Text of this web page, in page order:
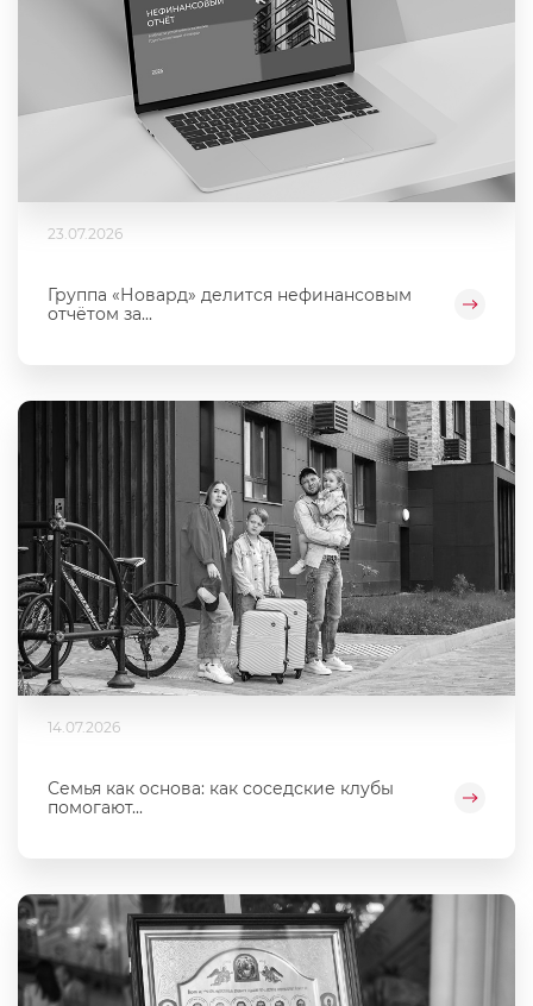
23.07.2026
Группа «Новард» делится нефинансовым
отчётом за...
14.07.2026
Семья как основа: как соседские клубы
помогают...